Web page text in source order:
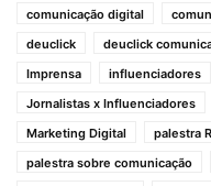
comunicação digital
deuclick
deuclick
Imprensa
influenciadores
Jornalistas x Influenciadores
Marketing Digital
palestra
palestra sobre comunicação